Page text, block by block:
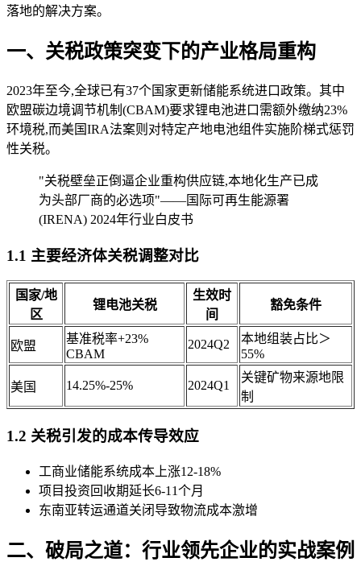
落地的解决方案。
一、关税政策突变下的产业格局重构
2023年至今,全球已有37个国家更新储能系统进口政策。其中
欧盟碳边境调节机制(CBAM)要求锂电池进口需额外缴纳23%
环境税,而美国IRA法案则对特定产地电池组件实施阶梯式惩罚
性关税。
"关税壁垒正倒逼企业重构供应链,本地化生产已成
为头部厂商的必选项"——国际可再生能源署
(IRENA) 2024年行业白皮书
1.1 主要经济体关税调整对比
国家/地
区
锂电池关税
生效时
间
豁免条件
欧盟
基准税率+23%
CBAM
2024Q2
本地组装占比＞
55%
美国 14.25%-25% 2024Q1
关键矿物来源地限
制
1.2 关税引发的成本传导效应
工商业储能系统成本上涨12-18%
项目投资回收期延长6-11个月
东南亚转运通道关闭导致物流成本激增
二、破局之道：行业领先企业的实战案例